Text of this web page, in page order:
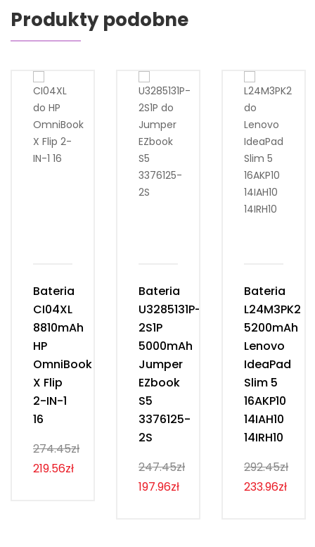
Produkty podobne
Bateria
CI04XL
8810mAh
HP
OmniBook
X Flip
2-IN-1
16
274.45zł
219.56zł
Bateria
U3285131P-
2S1P
5000mAh
Jumper
EZbook
S5
3376125-
2S
247.45zł
197.96zł
Bateria
L24M3PK2
5200mAh
Lenovo
IdeaPad
Slim 5
16AKP10
14IAH10
14IRH10
292.45zł
233.96zł